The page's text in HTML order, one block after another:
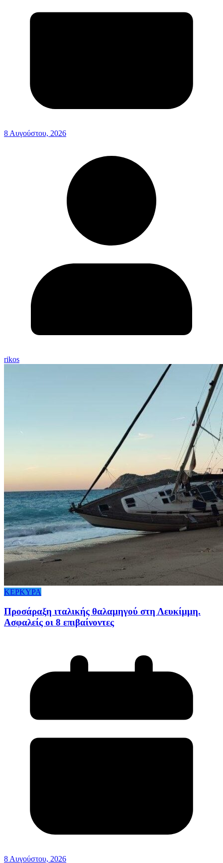
8 Αυγούστου, 2026
rikos
ΚΕΡΚΥΡΑ
Προσάραξη ιταλικής θαλαμηγού στη Λευκίμμη.
Ασφαλείς οι 8 επιβαίνοντες
8 Αυγούστου, 2026